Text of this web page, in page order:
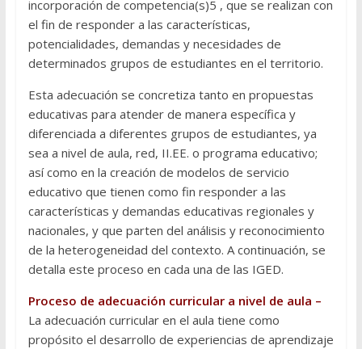
incorporación de competencia(s)5 , que se realizan con
el fin de responder a las características,
potencialidades, demandas y necesidades de
determinados grupos de estudiantes en el territorio.
Esta adecuación se concretiza tanto en propuestas
educativas para atender de manera específica y
diferenciada a diferentes grupos de estudiantes, ya
sea a nivel de aula, red, II.EE. o programa educativo;
así como en la creación de modelos de servicio
educativo que tienen como fin responder a las
características y demandas educativas regionales y
nacionales, y que parten del análisis y reconocimiento
de la heterogeneidad del contexto. A continuación, se
detalla este proceso en cada una de las IGED.
Proceso de adecuación curricular a nivel de aula –
La adecuación curricular en el aula tiene como
propósito el desarrollo de experiencias de aprendizaje